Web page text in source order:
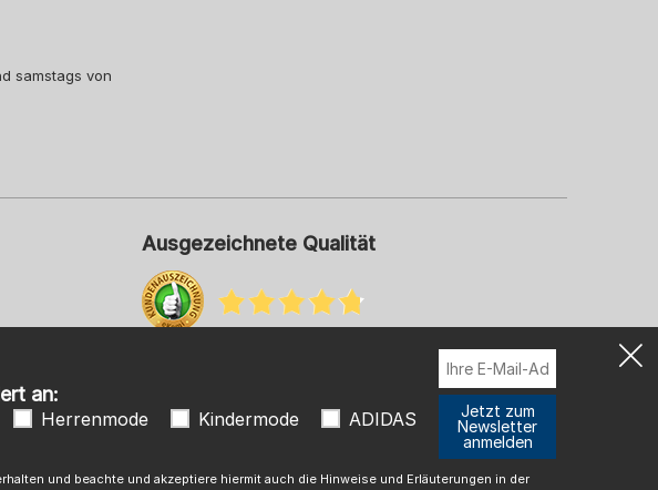
samstags von
Ausgezeichnete Qualität
Mehr Informationen zu unseren Bewertungen
Barrierefreiheit
an:
Herrenmode Kindermode ADIDAS
Jetzt zum
Newsletter
anmelden
und beachte und akzeptiere hiermit auch die Hinweise und Erläuterungen in der